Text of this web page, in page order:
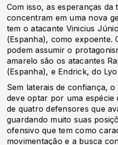
Com isso, as esperanças da
concentram em uma nova
tem o atacante Vinicius
(Espanha), como expoente.
podem assumir o
amarelo são os atacantes
(Espanha), e Endrick, do
Sem laterais de confiança,
deve optar por uma
de quatro defensores que
guardando muito suas
ofensivo que tem como
movimentação e a busca